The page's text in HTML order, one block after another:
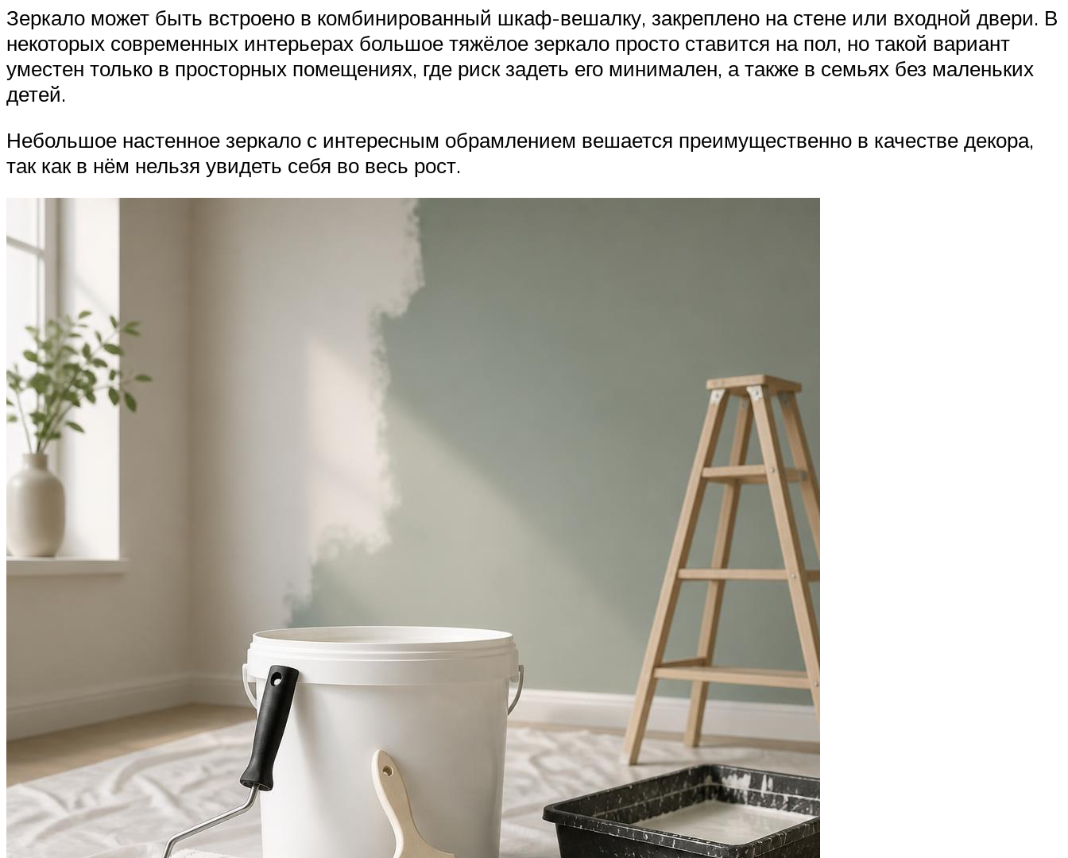
Зеркало может быть встроено в комбинированный шкаф-вешалку, закреплено на стене или входной двери. В
некоторых современных интерьерах большое тяжёлое зеркало просто ставится на пол, но такой вариант
уместен только в просторных помещениях, где риск задеть его минимален, а также в семьях без маленьких
детей.
Небольшое настенное зеркало с интересным обрамлением вешается преимущественно в качестве декора,
так как в нём нельзя увидеть себя во весь рост.